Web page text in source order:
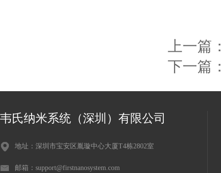
上一篇
下一篇
韦氏纳米系统（深圳）有限公司
地址：深圳市宝安区胤璇中心大厦T4栋2802室
邮箱：support@firstnanosystem.com